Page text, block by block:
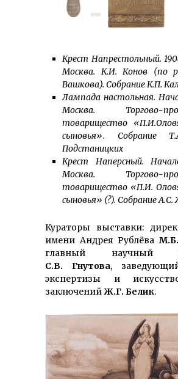
Крест Напрестольный.
Москва. К.И. Конов (по
Вашкова). Собрание К.П.
Лампада настольная.
Москва. Торгово-
товарищество
сыновья». Собрание
Подстаницких
Крест Наперсный.
Москва. Торгово-
товарищество «П.И.
сыновья» (?). Собрание
Кураторы выставки:
имени Андрея Рублёва
главный научный
С.В. Гнутова,
экспертизы и
заключенийЖ.Г. Белик.